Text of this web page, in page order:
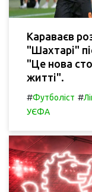
Караваєв
"Шахтарі"
"Це нова
житті".
#Футболіст #
УЄФА